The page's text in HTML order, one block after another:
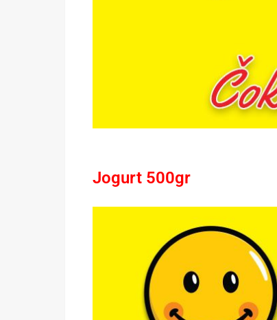
Jogurt 500gr